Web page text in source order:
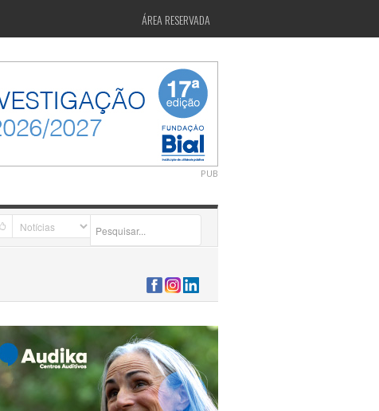
ÁREA RESERVADA
PUB